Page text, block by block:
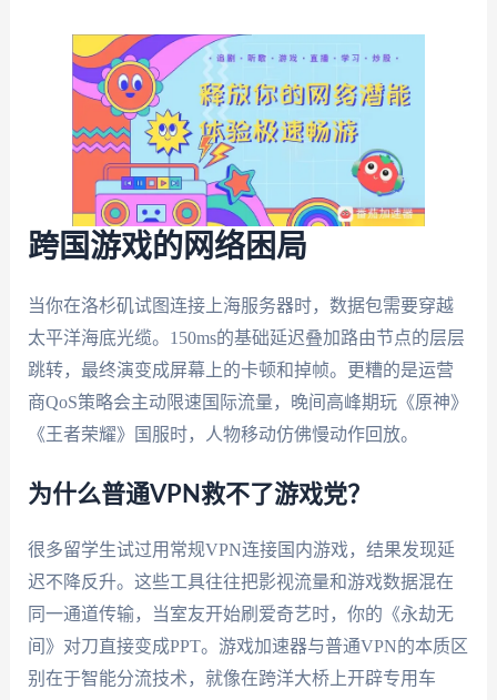
跨国游戏的网络困局
当你在洛杉矶试图连接上海服务器时，数据包需要穿越
太平洋海底光缆。150ms的基础延迟叠加路由节点的层层
跳转，最终演变成屏幕上的卡顿和掉帧。更糟的是运营
商QoS策略会主动限速国际流量，晚间高峰期玩《原神》
《王者荣耀》国服时，人物移动仿佛慢动作回放。
为什么普通VPN救不了游戏党？
很多留学生试过用常规VPN连接国内游戏，结果发现延
迟不降反升。这些工具往往把影视流量和游戏数据混在
同一通道传输，当室友开始刷爱奇艺时，你的《永劫无
间》对刀直接变成PPT。游戏加速器与普通VPN的本质区
别在于智能分流技术，就像在跨洋大桥上开辟专用车